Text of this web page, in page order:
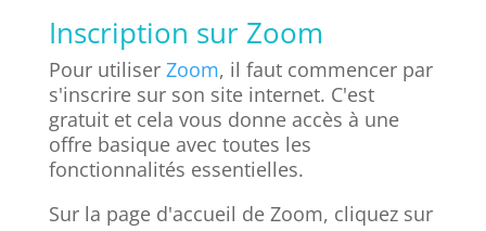
Inscription sur Zoom
Pour utiliser Zoom, il faut commencer par
s'inscrire sur son site internet. C'est
gratuit et cela vous donne accès à une
offre basique avec toutes les
fonctionnalités essentielles.
Sur la page d'accueil de Zoom, cliquez sur